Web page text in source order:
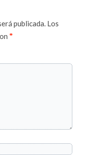
publicada. Los
*